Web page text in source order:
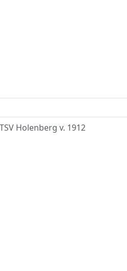
TSV Holenberg v. 1912